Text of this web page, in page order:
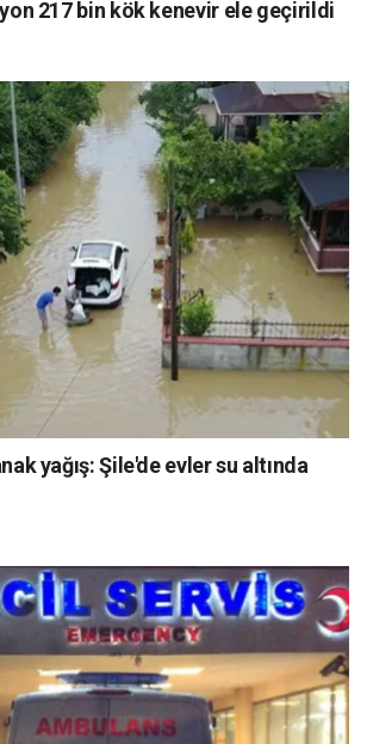
217 bin kök kenevir ele geçirildi
yağış: Şile'de evler su altında